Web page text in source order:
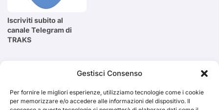
Gestisci Consenso
Per fornire le migliori esperienze, utilizziamo tecnologie come i cookie
per memorizzare e/o accedere alle informazioni del dispositivo. Il
Iscriviti subito al
canale Telegram di
TRAKS
Cerca